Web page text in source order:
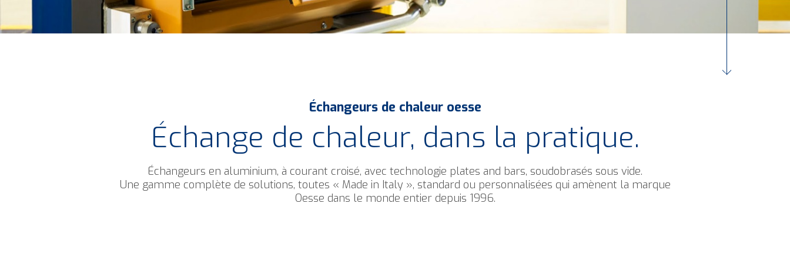
Échangeurs de chaleur oesse
Échange de chaleur, dans la pratique.
Échangeurs en aluminium, à courant croisé, avec technologie plates and bars, soudobrasés sous vide.
Une gamme complète de solutions, toutes « Made in Italy », standard ou personnalisées qui amènent la marque
Oesse dans le monde entier depuis 1996.